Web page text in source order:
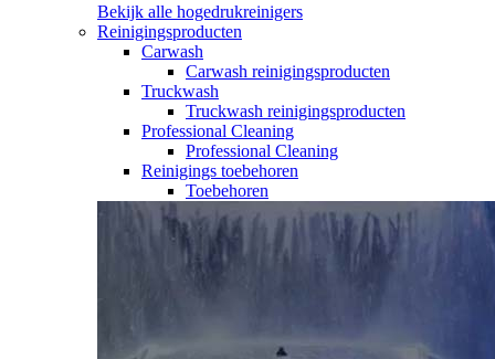
Bekijk alle hogedrukreinigers
Reinigingsproducten
Carwash
Carwash reinigingsproducten
Truckwash
Truckwash reinigingsproducten
Professional Cleaning
Professional Cleaning
Reinigings toebehoren
Toebehoren